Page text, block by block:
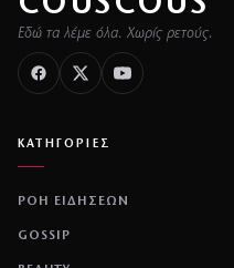
Εδώ τα λέμε όλα. Χωρίς ρετούς.
ΚΑΤΗΓΟΡΙΕΣ
ΡΟΗ ΕΙΔΗΣΕΩΝ
GOSSIP